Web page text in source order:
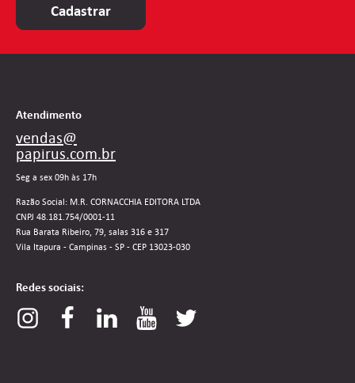
Cadastrar
Atendimento
vendas@
papirus.com.br
Seg a sex 09h às 17h
Razão Social: M.R. CORNACCHIA EDITORA LTDA
CNPJ 48.181.754/0001-11
Rua Barata Ribeiro, 79, salas 316 e 317
Vila Itapura - Campinas - SP - CEP 13023-030
Redes sociais: